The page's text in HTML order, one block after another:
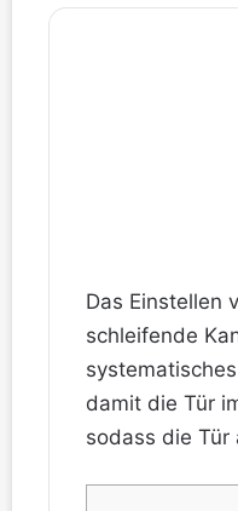
Das Einstellen
schleifende
damit die Tür
sodass die Tür